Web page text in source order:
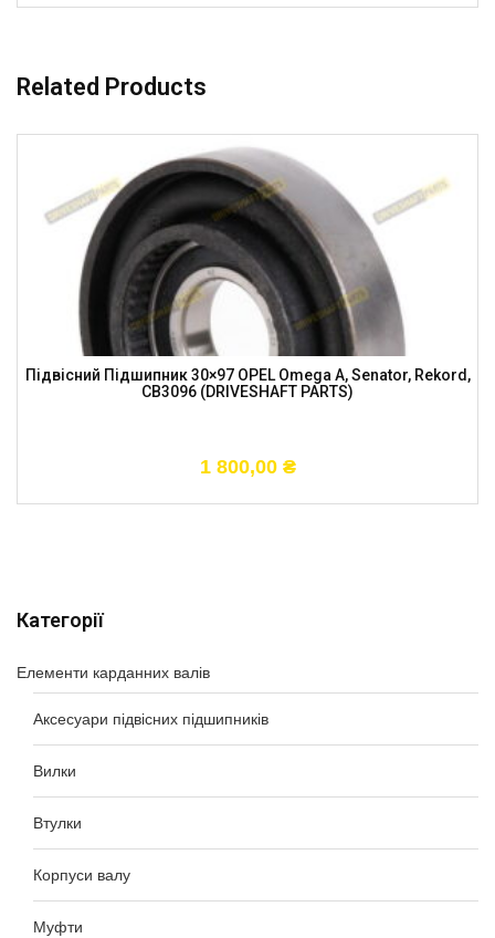
Категорії
Елементи карданних валів
Аксесуари підвісних підшипників
Вилки
Втулки
Корпуси валу
Муфти
Related Products
Підвісний Підшипник 30×97 OPEL Omega A, Senator, Rekord,
CB3096 (DRIVESHAFT PARTS)
1 800,00 ₴